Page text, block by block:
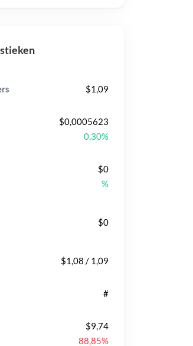
$1,09
$0,0005623
0,30%
$0
%
$0
$1,08 / 1,09
#
$9,74
88,85%